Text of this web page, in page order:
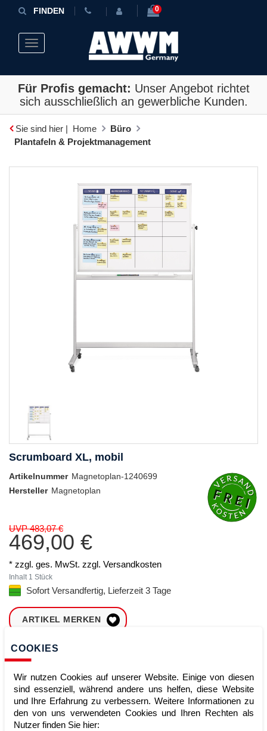
FINDEN 0
Toggle navigation
Für Profis gemacht: Unser Angebot richtet
sich ausschließlich an gewerbliche Kunden.
Sie sind hier | Home
Büro
Plantafeln & Projektmanagement
Scrumboard XL, mobil
Artikelnummer Magnetoplan-1240699
Hersteller Magnetoplan
UVP 483,07 €
469,00 €
* zzgl. ges. MwSt. zzgl. Versandkosten
Inhalt 1 Stück
Sofort Versandfertig, Lieferzeit 3 Tage
ARTIKEL MERKEN
ZUM WARENKORB
Sofort lieferbar
COOKIES
Wir nutzen Cookies auf unserer Website. Einige von diesen
sind essenziell, während andere uns helfen, diese Website
und Ihre Erfahrung zu verbessern. Weitere Informationen zu
den von uns verwendeten Cookies und Ihren Rechten als
Nutzer finden Sie hier: